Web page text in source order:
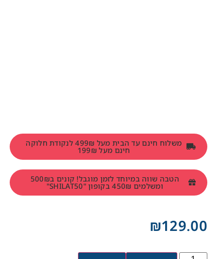
₪129.00
משלוח חינם עד הבית מעל 499₪ לנקודת חלוקה
חינם מעל 199₪
הטבה שווה במיוחד לזמן מוגבל! קונים ב500₪
ומשלמים 450₪ בקופון "SHILAT50"